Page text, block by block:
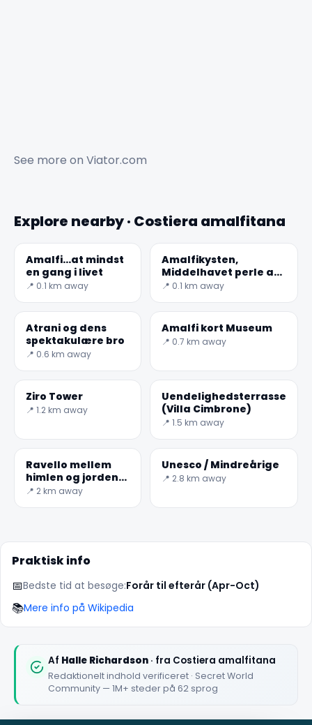
See more on Viator.com
Explore nearby · Costiera amalfitana
Amalfi...at mindst
en gang i livet
📍 0.1 km away
Amalfikysten,
Middelhavet perle af
natur og skønhed
📍 0.1 km away
Atrani og dens
spektakulære bro
📍 0.6 km away
Amalfi kort Museum
📍 0.7 km away
Ziro Tower
📍 1.2 km away
Uendelighedsterrasse
(Villa Cimbrone)
📍 1.5 km away
Ravello mellem
himlen og jorden-
Secret Worldorld
📍 2 km away
Unesco / Mindreårige
📍 2.8 km away
Praktisk info
📅Bedste tid at besøge:Forår til efterår (Apr-Oct)
📚Mere info på Wikipedia
Af Halle Richardson · fra Costiera amalfitana
Redaktionelt indhold verificeret · Secret World
Community — 1M+ steder på 62 sprog